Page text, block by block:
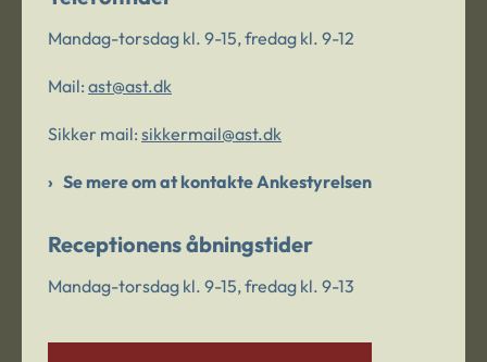
Mandag-torsdag kl. 9-15, fredag kl. 9-12
Mail: ast@ast.dk
Sikker mail: sikkermail@ast.dk
Se mere om at kontakte Ankestyrelsen
Receptionens åbningstider
Mandag-torsdag kl. 9-15, fredag kl. 9-13